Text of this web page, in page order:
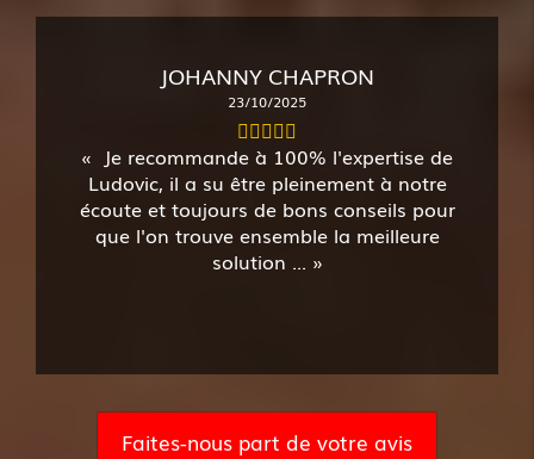
JOHANNY CHAPRON
23/10/2025
Je recommande à 100% l'expertise de
Ludovic, il a su être pleinement à notre
écoute et toujours de bons conseils pour
que l'on trouve ensemble la meilleure
solution ...
Faites-nous part de votre avis